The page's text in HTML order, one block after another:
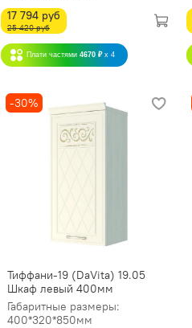
17 794 руб
25 420 руб
Плати частями 4670 ₽ x 4
-30%
Тиффани-19 (DaVita) 19.05
Шкаф левый 400мм
Габаритные размеры:
400*320*850мм